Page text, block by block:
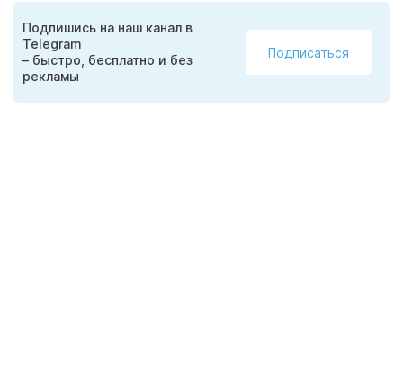
Подпишись на наш канал в
Telegram
– быстро, бесплатно и без
рекламы
Подписаться